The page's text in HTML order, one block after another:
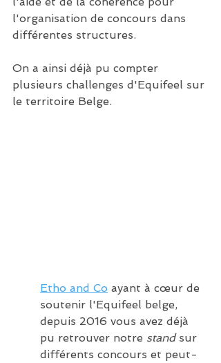
l'organisation de concours dans
différentes structures.
On a ainsi déjà pu compter
plusieurs challenges d'Equifeel sur
le territoire Belge.
Etho and Co ayant à cœur de
soutenir l'Equifeel belge,
depuis 2016 vous avez déjà
pu retrouver notre stand sur
différents concours et peut-